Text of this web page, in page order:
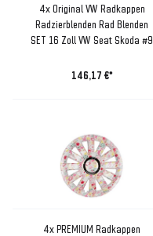
4x Original VW Radkappen
Radzierblenden Rad Blenden
SET 16 Zoll VW Seat Skoda #9
146,17 €*
4x PREMIUM Radkappen